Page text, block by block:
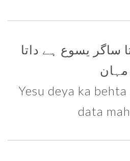
ساگر یسوع ہے داتا
مہان
Yesu deya ka behta
data